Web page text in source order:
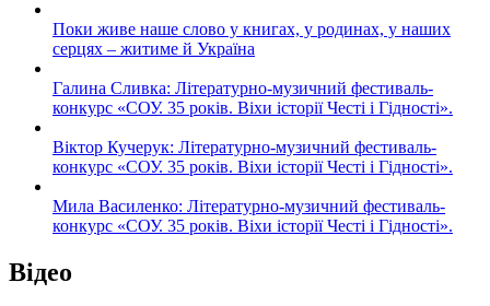
Поки живе наше слово у книгах, у родинах, у наших
серцях – житиме й Україна
Галина Сливка: Літературно-музичний фестиваль-
конкурс «СОУ. 35 років. Віхи історії Честі і Гідності».
Віктор Кучерук: Літературно-музичний фестиваль-
конкурс «СОУ. 35 років. Віхи історії Честі і Гідності».
Мила Василенко: Літературно-музичний фестиваль-
конкурс «СОУ. 35 років. Віхи історії Честі і Гідності».
Відео